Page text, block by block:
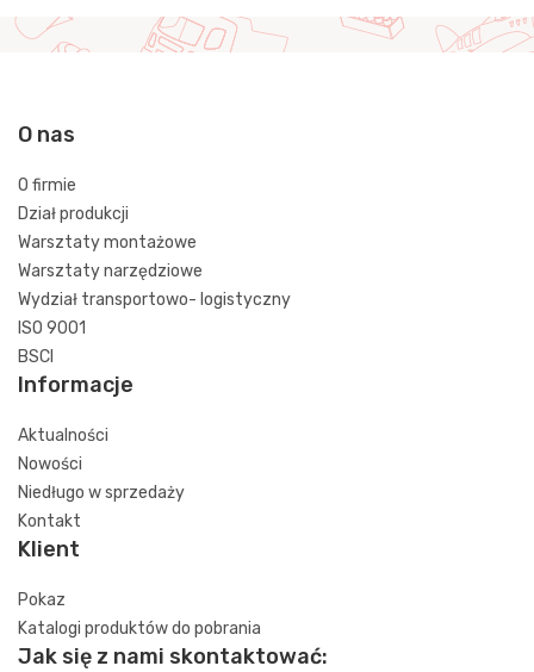
O nas
O firmie
Dział produkcji
Warsztaty montażowe
Warsztaty narzędziowe
Wydział transportowo- logistyczny
ISO 9001
BSCI
Informacje
Aktualności
Nowości
Niedługo w sprzedaży
Kontakt
Klient
Pokaz
Katalogi produktów do pobrania
Jak się z nami skontaktować: